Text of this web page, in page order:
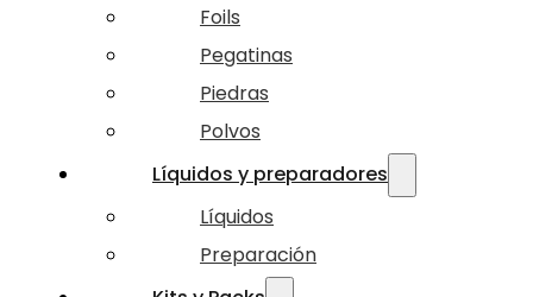
Foils
Pegatinas
Piedras
Polvos
Líquidos y preparadores
Líquidos
Preparación